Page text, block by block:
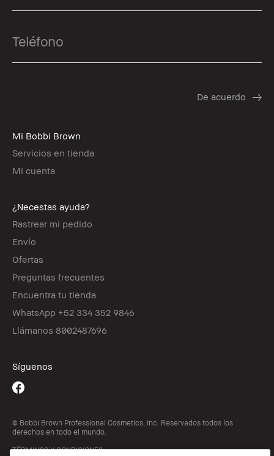
Mi Bobbi Brown
Servicios en tienda
Mi cuenta
¿Necestas ayuda?
Rastrear mi pedido
Envío
Ofertas
Preguntas frecuentes
Encuentra tu tienda
WhatsApp +52 334 352 9846
Llámanos 8002487696
Síguenos
© Bobbi Brown Professional Cosmetics, Inc. Reservados todos los
derechos en todo el mundo.
TÉRMINOS Y CONDICIONES